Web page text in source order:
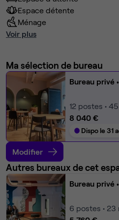
Espace détente
Ménage
Voir plus
Ma sélection de bureau
Bureau privé
12 postes •
8 040 €
Dispo le 31
Modifier
Autres bureaux de cet
Bureau privé
6 postes • 23